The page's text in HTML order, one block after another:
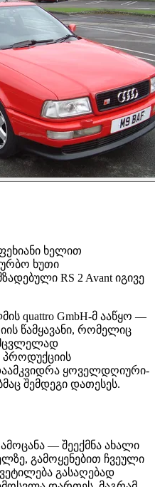
ხელით
ხუთი
RS 2 Avant იგივე
quattro GmbH-მ ააწყო —
წამყავანი, რომელიც
პროდუქციის
ყოველდღიური-
შემდეგი დათესეს.
ამოცანა — შეექმნა ახალი
გამოყენებით ჩვეული
გასაღებად